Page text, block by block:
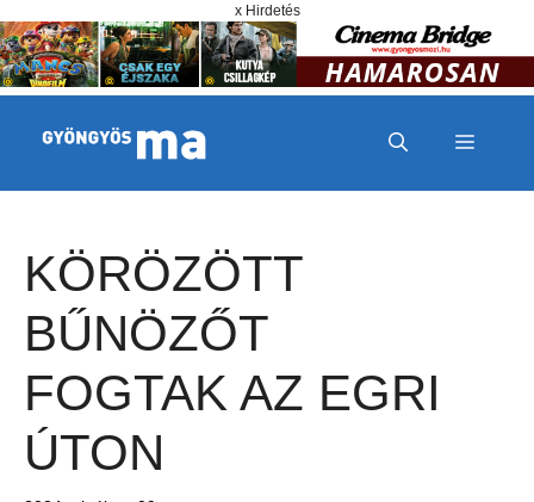
x Hirdetés
MENÜ
KÖRÖZÖTT
BŰNÖZŐT
FOGTAK AZ EGRI
ÚTON